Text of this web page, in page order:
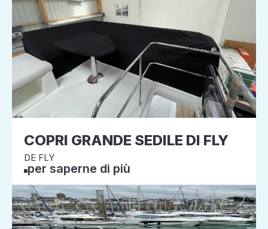
COPRI GRANDE SEDILE DI FLY
DE FLY
per saperne di più